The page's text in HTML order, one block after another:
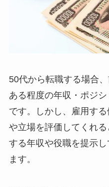
50代から転職する場合
ある程度の年収・ポジ
です。しかし、雇用す
や立場を評価してくれ
する年収や役職を提示
ます。